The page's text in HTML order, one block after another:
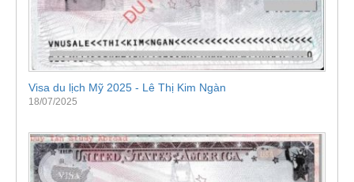
Visa du lịch Mỹ 2025 - Lê Thị Kim Ngàn
18/07/2025